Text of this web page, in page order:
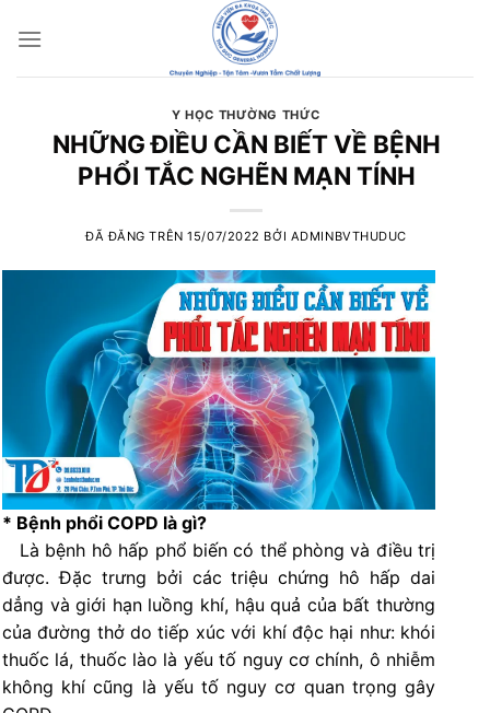
đến
Y HỌC THƯỜNG THỨC
NHỮNG ĐIỀU CẦN BIẾT VỀ BỆNH
PHỔI TẮC NGHẼN MẠN TÍNH
ĐÃ ĐĂNG TRÊN15/07/2022 BỞI ADMINBVTHUDUC
* Bệnh phổi COPD là gì?
Là bệnh hô hấp phổ biến có thể phòng và điều trị
được. Đặc trưng bởi các triệu chứng hô hấp dai
dẳng và giới hạn luồng khí, hậu quả của bất thường
của đường thở do tiếp xúc với khí độc hại như: khói
thuốc lá, thuốc lào là yếu tố nguy cơ chính, ô nhiễm
không khí cũng là yếu tố nguy cơ quan trọng gây